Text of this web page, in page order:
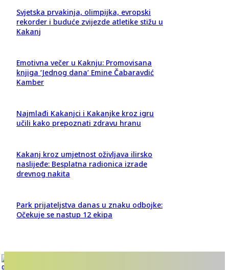
Svjetska prvakinja, olimpijka, evropski
rekorder i buduće zvijezde atletike stižu u
Kakanj
Emotivna večer u Kaknju: Promovisana
knjiga ‘Jednog dana’ Emine Čabaravdić
Kamber
Najmlađi Kakanjci i Kakanjke kroz igru
učili kako prepoznati zdravu hranu
Kakanj kroz umjetnost oživljava ilirsko
naslijeđe: Besplatna radionica izrade
drevnog nakita
Park prijateljstva danas u znaku odbojke:
Očekuje se nastup 12 ekipa